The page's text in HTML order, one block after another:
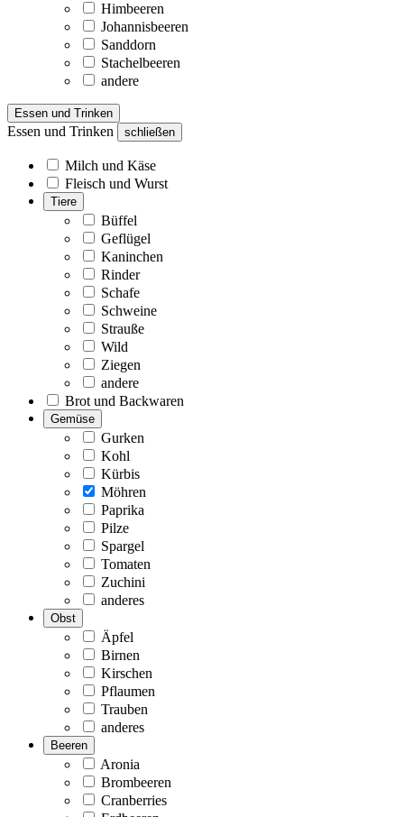
Himbeeren
Johannisbeeren
Sanddorn
Stachelbeeren
andere
Essen und Trinken
Essen und Trinken schließen
Milch und Käse
Fleisch und Wurst
Tiere
Büffel
Geflügel
Kaninchen
Rinder
Schafe
Schweine
Strauße
Wild
Ziegen
andere
Brot und Backwaren
Gemüse
Gurken
Kohl
Kürbis
Möhren
Paprika
Pilze
Spargel
Tomaten
Zuchini
anderes
Obst
Äpfel
Birnen
Kirschen
Pflaumen
Trauben
anderes
Beeren
Aronia
Brombeeren
Cranberries